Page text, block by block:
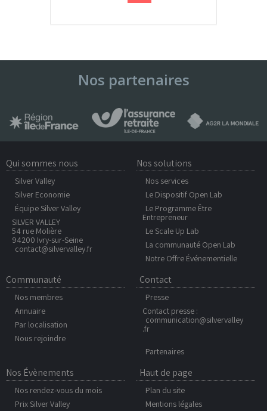
Nos partenaires
Qui sommes nous
Silver Valley
Silver Economie
Équipe Silver Valley
SILVER VALLEY
54 rue Molière
94200 Ivry-sur-Seine
contact@silvervalley.fr
Nos solutions
Nos services
Le Dispositif Open Lab
Le Programme Être
Entrepreneur
Le Scale Up Lab
La communauté Open Lab
Notre Offre Événementielle
Communauté
Nos membres
Annuaire
Par localisation
Nous rejoindre
Contact
Presse
Contact presse :
communication@silvervalley
.fr
Partenaires
Nos Évènements
Nos rendez-vous du mois
Prix Silver Valley
Haut de page
Plan du site
Mentions légales